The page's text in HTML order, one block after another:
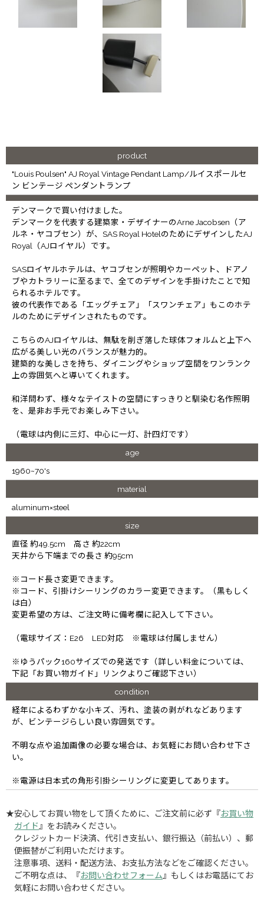
product
"Louis Poulsen" AJ Royal Vintage Pendant Lamp/ルイスポールセ
ン ビンテージ ペンダントランプ
デンマークで買い付けました。
デンマークを代表する建築家・デザイナーのArne Jacobsen（ア
ルネ・ヤコブセン）が、SAS Royal HotelのためにデザインしたAJ
Royal（AJロイヤル）です。
SASロイヤルホテルは、ヤコブセンが照明やカーペット、ドアノ
ブやカトラリーに至るまで、全てのデザインを手掛けたことで知
られるホテルです。
彼の代表作である「エッグチェア」「スワンチェア」もこのホテ
ルのためにデザインされたものです。
こちらのAJロイヤルは、無駄を削ぎ落した球体フォルムと上下へ
広がる美しい光のバランスが魅力的。
建築的な美しさを持ち、ダイニングやショップ空間をワンランク
上の雰囲気へと導いてくれます。
和洋問わず、様々なテイストの空間にすっきりと馴染む名作照明
を、是非お手元でお楽しみ下さい。
（電球は内側に三灯、中心に一灯、計四灯です）
age
1960~70's
material
aluminum×steel
size
直径 約49.5cm 高さ 約22cm
天井から下端までの長さ 約95cm
※コード長さ変更できます。
※コード、引掛けシーリングのカラー変更できます。（黒もしく
は白）
変更希望の方は、ご注文時に備考欄に記入して下さい。
（電球サイズ：E26 LED対応 ※電球は付属しません）
※ゆうパック160サイズでの発送です（詳しい料金については、
下記「お買い物ガイド」リンクよりご確認下さい）
condition
経年によるわずかな小キズ、汚れ、塗装の剥がれなどあります
が、ビンテージらしい良い雰囲気です。
不明な点や追加画像の必要な場合は、お気軽にお問い合わせ下さ
い。
※電源は日本式の角形引掛シーリングに変更してあります。
★安心してお買い物をして頂くために、ご注文前に必ず『お買い物
ガイド 』をお読みください。
クレジットカード決済、代引き支払い、銀行振込（前払い）、郵
便振替がご利用いただけます。
注意事項、送料・配送方法、お支払方法などをご確認ください。
ご不明な点は、『お問い合わせフォーム 』もしくはお電話にてお
気軽にお問い合わせください。